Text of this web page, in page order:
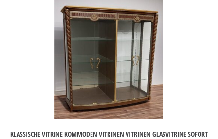
KLASSISCHE VITRINE KOMMODEN VITRINEN VITRINEN GLASVITRINE SOFORT